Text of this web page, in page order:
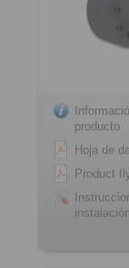
producto
Hoja de
Product
instalación